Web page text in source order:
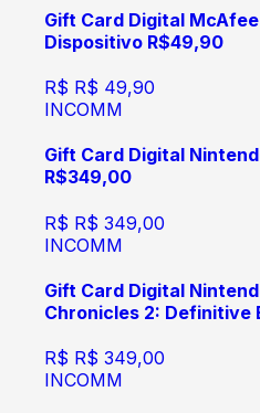
Gift Card Digital
Dispositivo R$49,90
R$ R$ 49,90
INCOMM
Gift Card Digital
R$349,00
R$ R$ 349,00
INCOMM
Gift Card Digital
Chronicles 2: Definitive
R$ R$ 349,00
INCOMM